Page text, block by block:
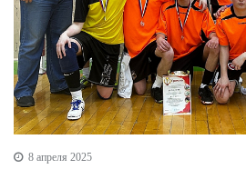
8 апреля 2025